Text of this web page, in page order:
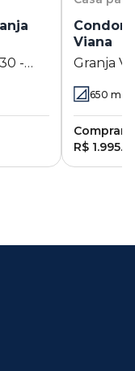
-
Viana
Granja
650 m²
Comprar:
R$